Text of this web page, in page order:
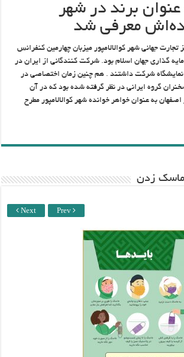
برند در شهر
معرفی شد
جهانی شهر کوالالامپور میزبان چهارمین کنفرانس
گذاری جهان اسلام بود. شرکت کنندگانی از ایران در
نمایشگاه شرکت داشتند . هم چنین زمان اختصاصی در
گروه ایرانی در نظر گرفته شده بود که در آن
به عنوان خواهر خوانده شهر کوالالامپور مطرح
ماسک زدن
Next Prev